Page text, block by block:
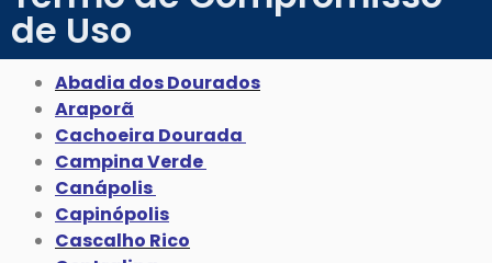
de Uso
Abadia dos Dourados
Araporã
Cachoeira Dourada
Campina Verde
Canápolis
Capinópolis
Cascalho Rico